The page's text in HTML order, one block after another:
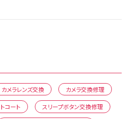
カメラレンズ交換 カメラ交換修理
コート スリープボタン交換修理